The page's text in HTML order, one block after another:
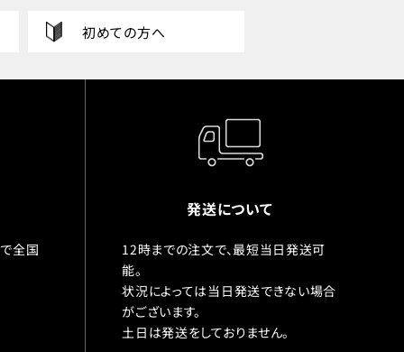
初めての方へ
全国
発送について
12時までの注文で、最短当日発送可
能。
状況によっては当日発送できない場合
がございます。
土日は発送をしておりません。